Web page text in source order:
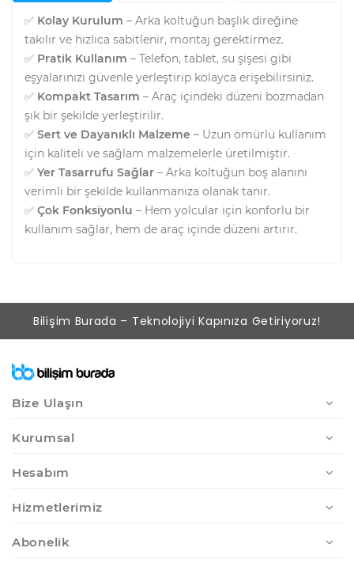
✅ Kolay Kurulum – Arka koltuğun başlık direğine
takılır ve hızlıca sabitlenir, montaj gerektirmez.
✅ Pratik Kullanım – Telefon, tablet, su şişesi gibi
eşyalarınızı güvenle yerleştirip kolayca erişebilirsiniz.
✅ Kompakt Tasarım – Araç içindeki düzeni bozmadan
şık bir şekilde yerleştirilir.
✅ Sert ve Dayanıklı Malzeme – Uzun ömürlü kullanım
için kaliteli ve sağlam malzemelerle üretilmiştir.
✅ Yer Tasarrufu Sağlar – Arka koltuğun boş alanını
verimli bir şekilde kullanmanıza olanak tanır.
✅ Çok Fonksiyonlu – Hem yolcular için konforlu bir
kullanım sağlar, hem de araç içinde düzeni artırır.
Bilişim Burada – Teknolojiyi Kapınıza Getiriyoruz!
Bize Ulaşın
Kurumsal
Hesabım
Hizmetlerimiz
Abonelik